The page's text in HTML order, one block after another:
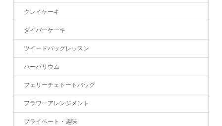
クレイケーキ
ダイパーケーキ
ツイードバッグレッスン
ハーバリウム
フェリーチェトートバッグ
フラワーアレンジメント
プライベート・趣味